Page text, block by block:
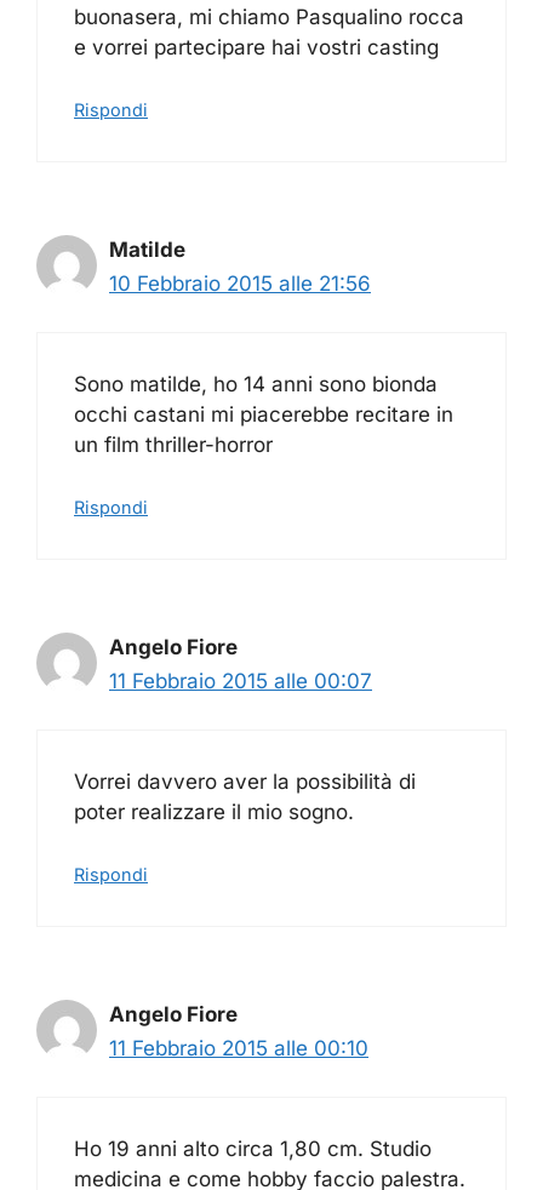
buonasera, mi chiamo Pasqualino rocca
e vorrei partecipare hai vostri casting
Rispondi
Matilde
10 Febbraio 2015 alle 21:56
Sono matilde, ho 14 anni sono bionda
occhi castani mi piacerebbe recitare in
un film thriller-horror
Rispondi
Angelo Fiore
11 Febbraio 2015 alle 00:07
Vorrei davvero aver la possibilità di
poter realizzare il mio sogno.
Rispondi
Angelo Fiore
11 Febbraio 2015 alle 00:10
Ho 19 anni alto circa 1,80 cm. Studio
medicina e come hobby faccio palestra.